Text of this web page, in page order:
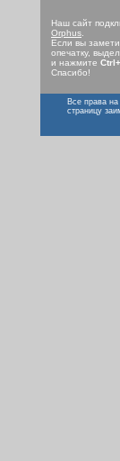
Наш сайт
Orphus
Если вы
опечатку,
и нажмите
Спасибо!
Все права на
страницу